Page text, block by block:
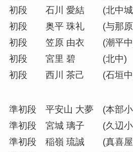
初段 石川 愛結 (北中城
初段 奥平 珠礼 (与那原
初段 笠原 由衣 (潮平
初段 宮里 碧 (北中)
初段 西川 茶己 (石垣
準初段 平安山 大夢 (本部
準初段 宮城 璃子 (久辺
準初段 稲嶺 琉誠 (真喜屋